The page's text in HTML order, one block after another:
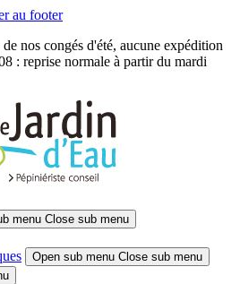
au footer
nos congés d'été, aucune expédition
: reprise normale à partir du mardi
menu Close sub menu
Open sub menu Close sub menu